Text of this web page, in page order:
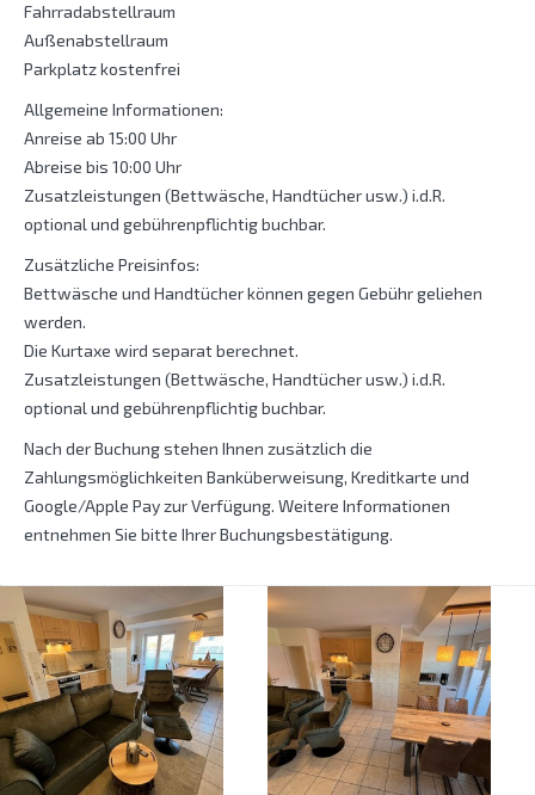
Fahrradabstellraum
Außenabstellraum
Parkplatz kostenfrei
Allgemeine Informationen:
Anreise ab 15:00 Uhr
Abreise bis 10:00 Uhr
Zusatzleistungen (Bettwäsche, Handtücher usw.) i.d.R.
optional und gebührenpflichtig buchbar.
Zusätzliche Preisinfos:
Bettwäsche und Handtücher können gegen Gebühr geliehen
werden.
Die Kurtaxe wird separat berechnet.
Zusatzleistungen (Bettwäsche, Handtücher usw.) i.d.R.
optional und gebührenpflichtig buchbar.
Nach der Buchung stehen Ihnen zusätzlich die
Zahlungsmöglichkeiten Banküberweisung, Kreditkarte und
Google/Apple Pay zur Verfügung. Weitere Informationen
entnehmen Sie bitte Ihrer Buchungsbestätigung.